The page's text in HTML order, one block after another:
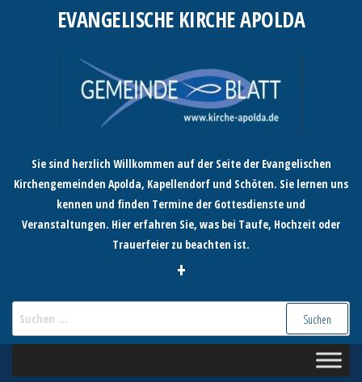
EVANGELISCHE KIRCHE APOLDA
Sie sind herzlich Willkommen auf der Seite der Evangelischen
Kirchengemeinden Apolda, Kapellendorf und Schöten. Sie lernen uns
kennen und finden Termine der Gottesdienste und
Veranstaltungen. Hier erfahren Sie, was bei Taufe, Hochzeit oder
Trauerfeier zu beachten ist.
+